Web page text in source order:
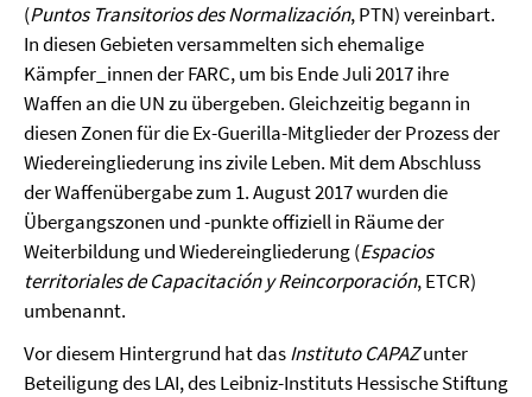
(Puntos Transitorios des Normalización, PTN) vereinbart.
In diesen Gebieten versammelten sich ehemalige
Kämpfer_innen der FARC, um bis Ende Juli 2017 ihre
Waffen an die UN zu übergeben. Gleichzeitig begann in
diesen Zonen für die Ex-Guerilla-Mitglieder der Prozess der
Wiedereingliederung ins zivile Leben. Mit dem Abschluss
der Waffenübergabe zum 1. August 2017 wurden die
Übergangszonen und -punkte offiziell in Räume der
Weiterbildung und Wiedereingliederung (Espacios
territoriales de Capacitación y Reincorporación, ETCR)
umbenannt.
Vor diesem Hintergrund hat dasInstituto CAPAZunter
Beteiligung des LAI, des Leibniz-Instituts Hessische Stiftung